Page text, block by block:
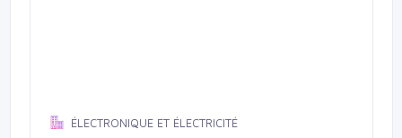
ÉLECTRONIQUE ET ÉLECTRICITÉ